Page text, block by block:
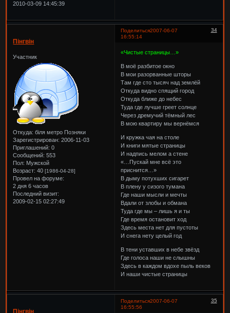
2010-03-09 14:45:39
Поделиться 34
2007-06-07
16:55:14
Пінгвін
Участник
Откуда: біля метро Позняки
Зарегистрирован: 2006-11-03
Приглашений: 0
Сообщений: 553
Пол: Мужской
Возраст: 40[1986-04-28]
Провел на форуме:
2 дня 6 часов
Последний визит:
2009-02-15 02:27:49
«Чистые страницы…»
В моё разбитое окно
В мои разорванные шторы
Там где сто тысяч над землёй
Откуда видно спящий город
Откуда ближе до небес
Туда где лучше греет солнце
Через дремучий тёмный лес
В мою квартиру мы вернёмся
И кружка чая на столе
И книги мятые страницы
И надпись мелом а стене
«…Пускай мне всё это
приснится…»
В дыму потухших сигарет
В плену у сизого тумана
Где наши мысли и мечты
Вдали от злобы и обмана
Туда где мы – лишь я и ты
Где время остановит ход
Здесь места нет для пустоты
И снега нету целый год
В тени уставших в небе звёзд
Где голоса наши не слышны
Здесь в каждом вдохе пыль веков
И наши чистые страницы
Поделиться 35
2007-06-07
16:55:56